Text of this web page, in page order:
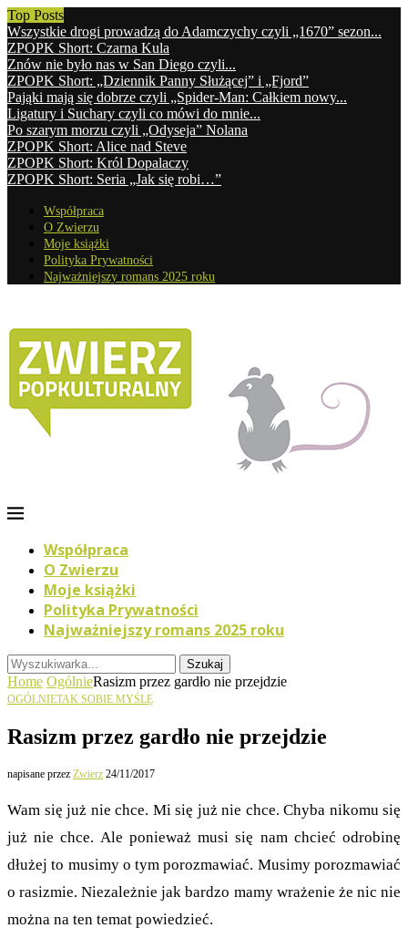
Top Posts
Wszystkie drogi prowadzą do Adamczychy czyli „1670” sezon...
ZPOPK Short: Czarna Kula
Znów nie było nas w San Diego czyli...
ZPOPK Short: „Dziennik Panny Służącej” i „Fjord”
Pająki mają się dobrze czyli „Spider-Man: Całkiem nowy...
Ligatury i Suchary czyli co mówi do mnie...
Po szarym morzu czyli „Odyseja” Nolana
ZPOPK Short: Alice nad Steve
ZPOPK Short: Król Dopalaczy
ZPOPK Short: Seria „Jak się robi…”
Współpraca
O Zwierzu
Moje książki
Polityka Prywatności
Najważniejszy romans 2025 roku
Współpraca
O Zwierzu
Moje książki
Polityka Prywatności
Najważniejszy romans 2025 roku
Szukaj
Home OgólnieRasizm przez gardło nie przejdzie
OGÓLNIETAK SOBIE MYŚLĘ
Rasizm przez gardło nie przejdzie
napisane przez Zwierz 24/11/2017
Wam się już nie chce. Mi się już nie chce. Chyba nikomu się
już nie chce. Ale ponieważ musi się nam chcieć odrobinę
dłużej to musimy o tym porozmawiać. Musimy porozmawiać
o rasizmie. Niezależnie jak bardzo mamy wrażenie że nic nie
można na ten temat powiedzieć.